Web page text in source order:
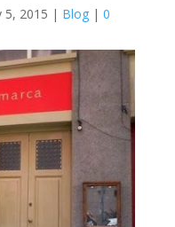
5, 2015 | Blog| 0